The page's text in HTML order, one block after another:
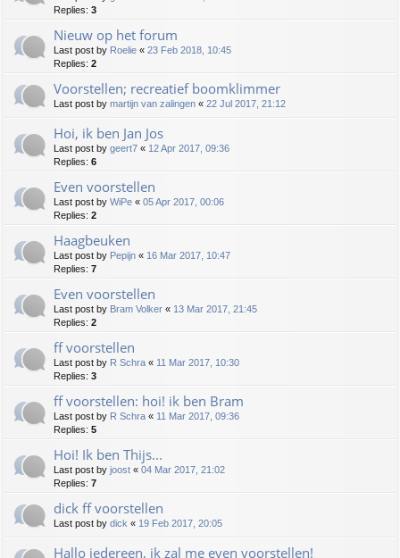
Replies: 3
Nieuw op het forum
Last post by Roelie « 23 Feb 2018, 10:45
Replies: 2
Voorstellen; recreatief boomklimmer
Last post by martijn van zalingen « 22 Jul 2017, 21:12
Hoi, ik ben Jan Jos
Last post by geert7 « 12 Apr 2017, 09:36
Replies: 6
Even voorstellen
Last post by WiPe « 05 Apr 2017, 00:06
Replies: 2
Haagbeuken
Last post by Pepijn « 16 Mar 2017, 10:47
Replies: 7
Even voorstellen
Last post by Bram Volker « 13 Mar 2017, 21:45
Replies: 2
ff voorstellen
Last post by R Schra « 11 Mar 2017, 10:30
Replies: 3
ff voorstellen: hoi! ik ben Bram
Last post by R Schra « 11 Mar 2017, 09:36
Replies: 5
Hoi! Ik ben Thijs...
Last post by joost « 04 Mar 2017, 21:02
Replies: 7
dick ff voorstellen
Last post by dick « 19 Feb 2017, 20:05
Hallo iedereen, ik zal me even voorstellen!